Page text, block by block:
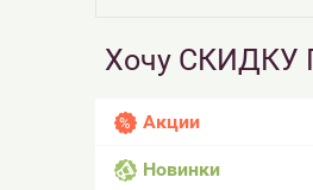
Хочу СКИДКУ
Акции
Новинки